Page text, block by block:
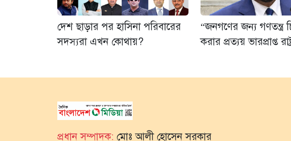
দেশ ছাড়ার পর হাসিনা পরিবারের
সদস্যরা এখন কোথায়?
“জনগণের জন্য গণতন্ত্র
করার প্রত্যয় ভারপ্রাপ্ত
প্রধান সম্পাদক: মোঃ আলী হোসেন সরকার